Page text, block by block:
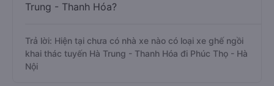
Trung - Thanh Hóa?
Trả lời: Hiện tại chưa có nhà xe nào có loại xe ghế ngồi
khai thác tuyến Hà Trung - Thanh Hóa đi Phúc Thọ - Hà
Nội